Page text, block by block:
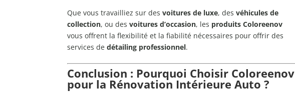
Que vous travailliez sur desvoitures de luxe, desvéhicules de
collection, ou desvoitures d’occasion, les produits Coloreenov
vous offrent la flexibilité et la fiabilité nécessaires pour offrir des
services dedétailing professionnel.
Conclusion : Pourquoi Choisir Coloreenov
pour la Rénovation Intérieure Auto ?